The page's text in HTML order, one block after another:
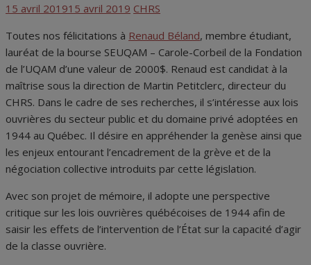
Posted
15 avril 201915 avril 2019 Author
CHRS
Toutes nos félicitations à Renaud Béland, membre étudiant,
lauréat de la bourse SEUQAM – Carole-Corbeil de la Fondation
de l’UQAM d’une valeur de 2000$. Renaud est candidat à la
maîtrise sous la direction de Martin Petitclerc, directeur du
CHRS. Dans le cadre de ses recherches, il s’intéresse aux lois
ouvrières du secteur public et du domaine privé adoptées en
1944 au Québec. Il désire en appréhender la genèse ainsi que
les enjeux entourant l’encadrement de la grève et de la
négociation collective introduits par cette législation.
Avec son projet de mémoire, il adopte une perspective
critique sur les lois ouvrières québécoises de 1944 afin de
saisir les effets de l’intervention de l’État sur la capacité d’agir
de la classe ouvrière.